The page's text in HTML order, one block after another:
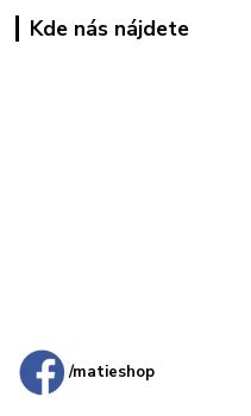
Kde nás nájdete
/matieshop